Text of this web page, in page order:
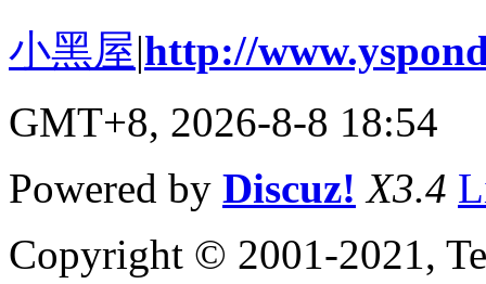
小黑屋|http://
GMT+8, 2026-8-8 18:54
Powered by Discuz! X3.4
Copyright © 2001-2021,